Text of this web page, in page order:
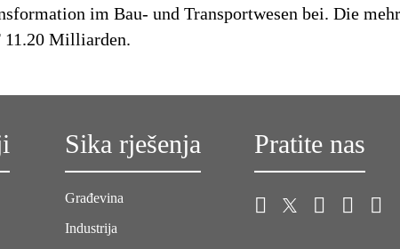
im Bau- und Transportwesen bei. Die
11.20 Milliarden.
Sika rješenja
Građevina
Industrija
Pratite nas